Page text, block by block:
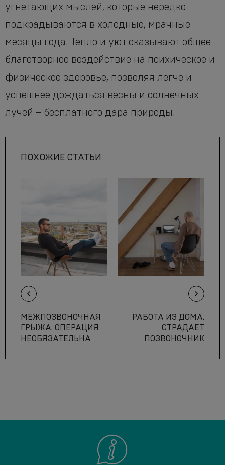
угнетающих мыслей, которые нередко
подкрадываются в холодные, мрачные
месяцы года. Тепло и уют оказывают общее
благотворное воздействие на психическое и
физическое здоровье, позволяя легче и
успешнее дождаться весны и солнечных
лучей – бесплатного дара природы.
ПОХОЖИЕ СТАТЬИ
МЕЖПОЗВОНОЧНАЯ
ГРЫЖА. ОПЕРАЦИЯ
НЕОБЯЗАТЕЛЬНА
РАБОТА ИЗ ДОМА.
СТРАДАЕТ
ПОЗВОНОЧНИК